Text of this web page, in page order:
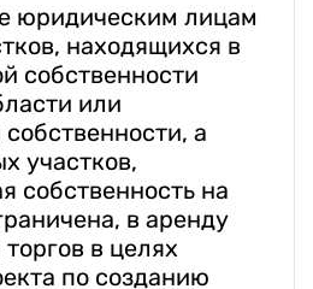
юридическим лицам
находящихся в
собственности
или
а
участков,
собственность на
в аренду
в целях
по созданию